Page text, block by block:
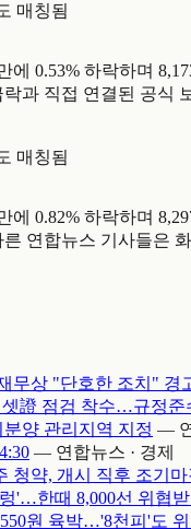
매칭됨
에 0.53% 하락하며
과 직접 연결된 공식
매칭됨
에 0.82% 하락하며
연합뉴스 기사들은
무상 "단호한 조치" 경
證 점검 착수…규정준
양 관리지역 지정 —
— 연합뉴스 · 경제
청약, 개시 직후 조기마
'…한때 8,000선 위협
원 육박…'8천피'도